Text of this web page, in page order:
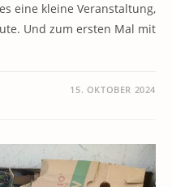
eine kleine Veranstaltung,
Und zum ersten Mal mit
15. OKTOBER 2024